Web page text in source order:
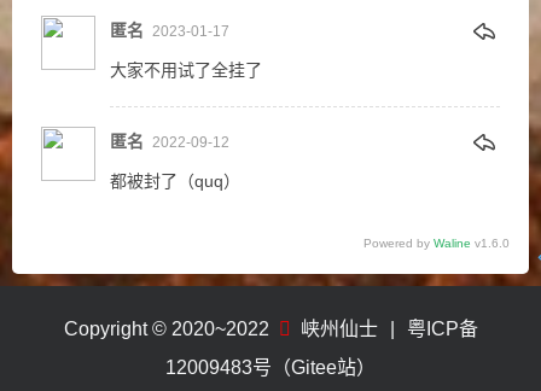
匿名 2023-01-17
大家不用试了全挂了
匿名 2022-09-12
都被封了（quq）
Powered by Waline v1.6.0
Copyright © 2020~2022 峡州仙士
粤ICP备
12009483号（Gitee站）